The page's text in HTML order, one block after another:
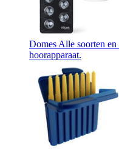
Domes Alle soorten en
hoorapparaat.